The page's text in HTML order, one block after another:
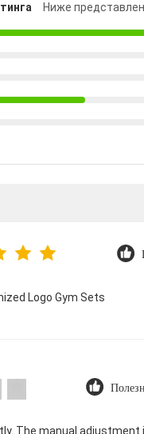
Ниже
Logo Gym Sets
The manual